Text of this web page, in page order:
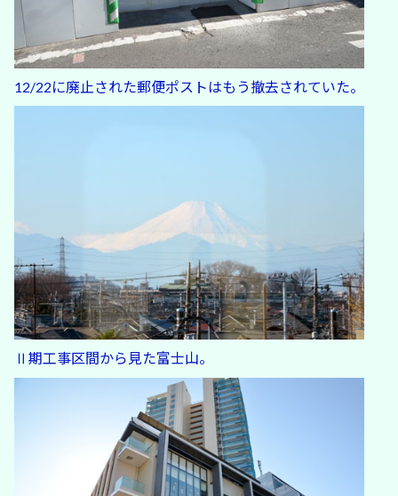
12/22に廃止された郵便ポストはもう撤去されていた。
Ⅱ期工事区間から見た富士山。